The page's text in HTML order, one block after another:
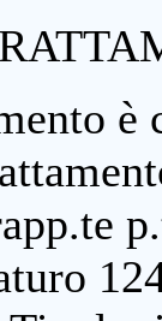
è